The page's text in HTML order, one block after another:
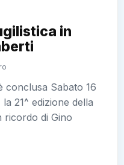
in
conclusa Sabato 16
21^ edizione della
ricordo di Gino